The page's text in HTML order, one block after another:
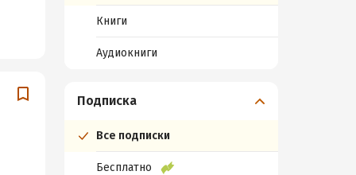
Книги
Аудиокниги
Подписка
Все подписки
Бесплатно